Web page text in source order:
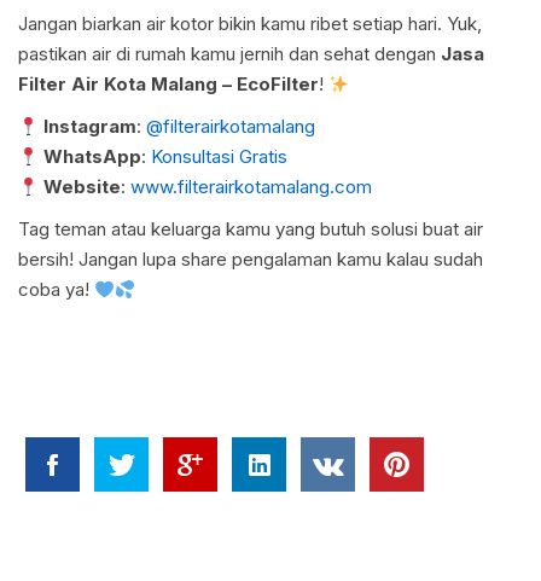
Jangan biarkan air kotor bikin kamu ribet setiap hari. Yuk,
pastikan air di rumah kamu jernih dan sehat dengan Jasa
Filter Air Kota Malang – EcoFilter!
Instagram: @filterairkotamalang
WhatsApp: Konsultasi Gratis
Website: www.filterairkotamalang.com
Tag teman atau keluarga kamu yang butuh solusi buat air
bersih! Jangan lupa share pengalaman kamu kalau sudah
coba ya!